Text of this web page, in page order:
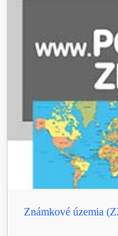
Známkové územia